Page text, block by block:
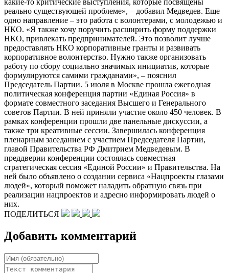
реально существующей проблеме», – добавил Медведев. Еще
одно направление – это работа с волонтерами, с молодежью и
НКО. «Я также хочу поручить расширить форму поддержки
НКО, привлекать предпринимателей. Это позволит лучше
предоставлять НКО корпоративные гранты и развивать
корпоративное волонтерство. Нужно также организовать
работу по сбору социально значимых инициатив, которые
формулируются самими гражданами», – пояснил
Председатель Партии. 5 июля в Москве прошла ежегодная
политическая конференция партии «Единая Россия» в
формате совместного заседания Высшего и Генерального
советов Партии. В ней приняли участие около 450 человек. В
рамках конференции прошли две панельные дискуссии, а
также три креативные сессии. Завершилась конференция
пленарным заседанием с участием Председателя Партии,
главой Правительства РФ Дмитрием Медведевым. В
преддверии конференции состоялась совместная
стратегическая сессия «Единой России» и Правительства. На
ней было объявлено о создании сервиса «Нацпроекты глазами
людей», который поможет наладить обратную связь при
реализации нацпроектов и адресно информировать людей о
них.
ПОДЕЛИТЬСЯ
Добавить комментарий